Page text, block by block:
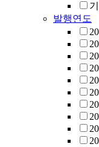
발행연도